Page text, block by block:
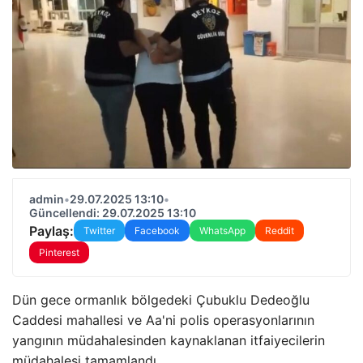
admin•29.07.2025 13:10•
Güncellendi: 29.07.2025 13:10
Paylaş: Twitter Facebook WhatsApp
Reddit
Pinterest
Dün gece ormanlık bölgedeki Çubuklu Dedeoğlu
Caddesi mahallesi ve Aa'ni polis operasyonlarının
yangının müdahalesinden kaynaklanan itfaiyecilerin